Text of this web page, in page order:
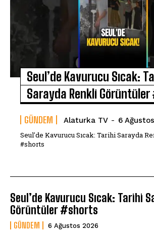
Seul’de Kavurucu Sıcak:
Sarayda Renkli
GÜNDEM Alaturka TV - 6
Seul'de Kavurucu Sıcak: Tarihi Sarayda
#shorts
Seul’de Kavurucu Sıcak: Tarihi
Görüntüler #shorts
GÜNDEM 6 Ağustos 2026